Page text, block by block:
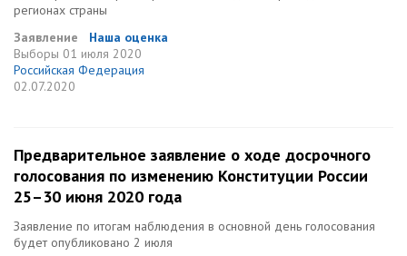
регионах страны
Заявление
Наша оценка
Выборы 01 июля 2020
Российская Федерация
02.07.2020
Предварительное заявление о ходе досрочного
голосования по изменению Конституции России
25–30 июня 2020 года
Заявление по итогам наблюдения в основной день голосования
будет опубликовано 2 июля